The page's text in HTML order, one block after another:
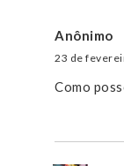
Anônimo
23 de
Como